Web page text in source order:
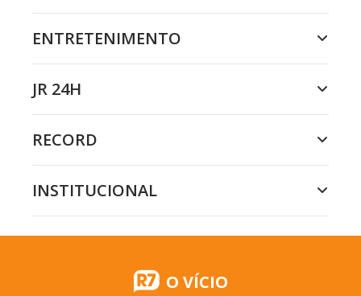
ENTRETENIMENTO
JR 24H
RECORD
INSTITUCIONAL
O VÍCIO